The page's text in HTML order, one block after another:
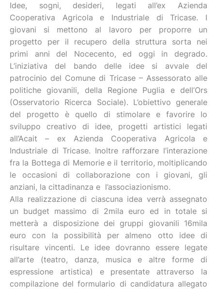
Idee, sogni, desideri, legati all’ex Azienda
Cooperativa Agricola e Industriale di Tricase. I
giovani si mettono al lavoro per proporre un
progetto per il recupero della struttura sorta nei
primi anni del Nocecento, ed oggi in degrado.
L’iniziativa del bando delle idee si avvale del
patrocinio del Comune di Tricase – Assessorato alle
politiche giovanili, della Regione Puglia e dell’Ors
(Osservatorio Ricerca Sociale). L’obiettivo generale
del progetto è quello di stimolare e favorire lo
sviluppo creativo di idee, progetti artistici legati
all’Acait – ex Azienda Cooperativa Agricola e
Industriale di Tricase. Inoltre rafforzare l’interazione
fra la Bottega di Memorie e il territorio, moltiplicando
le occasioni di collaborazione con i giovani, gli
anziani, la cittadinanza e l’associazionismo.
Alla realizzazione di ciascuna idea verrà assegnato
un budget massimo di 2mila euro ed in totale si
metterà a disposizione dei gruppi giovanili 16mila
euro con la possibilità per almeno otto idee di
risultare vincenti. Le idee dovranno essere legate
all’arte (teatro, danza, musica e altre forme di
espressione artistica) e presentate attraverso la
compilazione del formulario di candidatura allegato